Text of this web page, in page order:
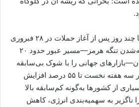
بر اساس این گزارش، تنها چند روز پس از آغاز حملات در ۲۸ فبروری
۲۰۲۶، نزدیک‌شدن به بسته‌شدن تنگه هرمز—مسیر عبور حدود ۲۰
جهانی را با شوک بی‌سابقه
روبه‌رو کرد. قیمت نفت در سه هفته نخست تا ۵۵ درصد افزایش
از کشورها به‌گونه کم‌سابقه بالا
ناگزیر به سهمیه‌بندی انرژی، کاهش